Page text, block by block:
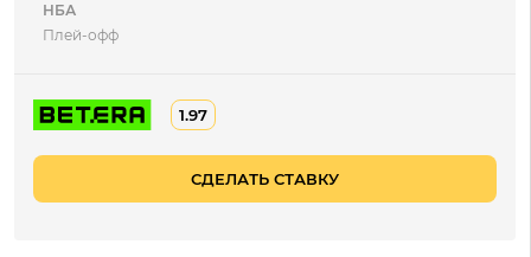
НБА
Плей-офф
1.97
СДЕЛАТЬ СТАВКУ